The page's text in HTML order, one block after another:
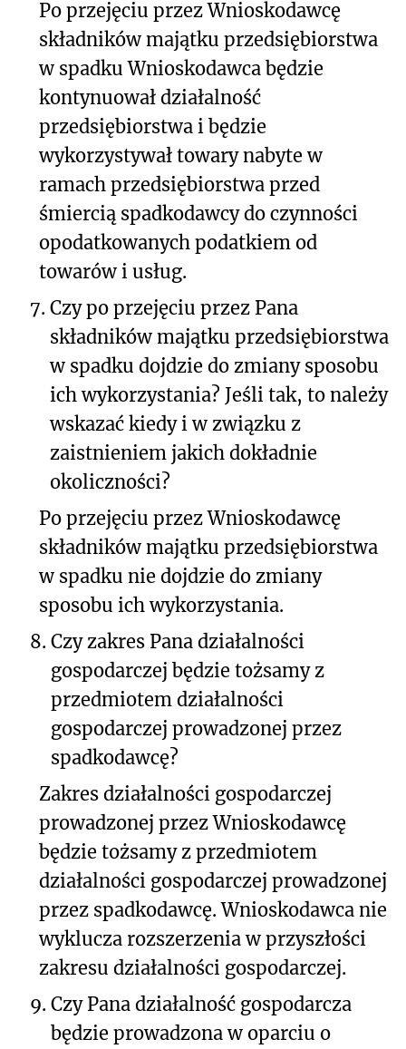
Po przejęciu przez Wnioskodawcę
składników majątku przedsiębiorstwa
w spadku Wnioskodawca będzie
kontynuował działalność
przedsiębiorstwa i będzie
wykorzystywał towary nabyte w
ramach przedsiębiorstwa przed
śmiercią spadkodawcy do czynności
opodatkowanych podatkiem od
towarów i usług.
7. Czy po przejęciu przez Pana
składników majątku przedsiębiorstwa
w spadku dojdzie do zmiany sposobu
ich wykorzystania? Jeśli tak, to należy
wskazać kiedy i w związku z
zaistnieniem jakich dokładnie
okoliczności?
Po przejęciu przez Wnioskodawcę
składników majątku przedsiębiorstwa
w spadku nie dojdzie do zmiany
sposobu ich wykorzystania.
8. Czy zakres Pana działalności
gospodarczej będzie tożsamy z
przedmiotem działalności
gospodarczej prowadzonej przez
spadkodawcę?
Zakres działalności gospodarczej
prowadzonej przez Wnioskodawcę
będzie tożsamy z przedmiotem
działalności gospodarczej prowadzonej
przez spadkodawcę. Wnioskodawca nie
wyklucza rozszerzenia w przyszłości
zakresu działalności gospodarczej.
9. Czy Pana działalność gospodarcza
będzie prowadzona w oparciu o